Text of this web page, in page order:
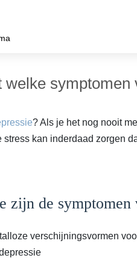
welke symptomen
? Als je het nog nooit
stress kan inderdaad zorgen
zijn de symptomen
verschijningsvormen